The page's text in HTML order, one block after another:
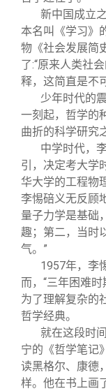
新中国成立
本名叫《学习》
物《社会发展简
了:“原来人类社
释，这简直是不
少年时代的
一刻起，哲学的
曲折的科学研究
中学时代，
引，决定考大学
华大学的工程物
李惕碚义无反顾
量子力学是基础
趣；第二，当时
气。”
1957年，李
而，“三年困难
为了理解复杂的
哲学经典。
就在这段时
宁的《哲学笔记
读黑格尔、康德
样。他在书上画